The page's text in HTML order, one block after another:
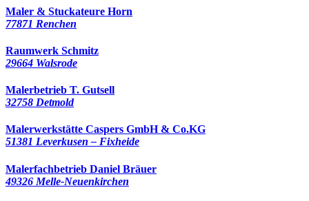
Maler & Stuckateure Horn
77871 Renchen
Raumwerk Schmitz
29664 Walsrode
Malerbetrieb T. Gutsell
32758 Detmold
Malerwerkstätte Caspers GmbH & Co.KG
51381 Leverkusen – Fixheide
Malerfachbetrieb Daniel Bräuer
49326 Melle-Neuenkirchen